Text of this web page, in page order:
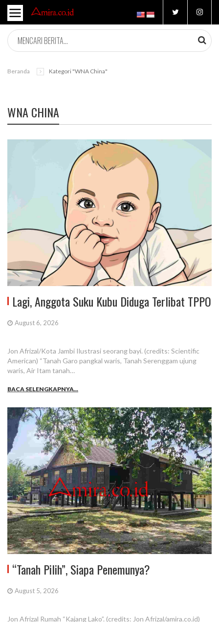
Beranda Kategori "WNA China"
WNA CHINA
Lagi, Anggota Suku Kubu Diduga Terlibat TPPO
August 6, 2026
Jon Afrizal/Kota Jambi Ilustrasi seorang bayi. (credits: Scientific
American) “Tanah Garo pangkal waris, Tanah Serenggam ujung
waris, Air Itam tanah…
BACA SELENGKAPNYA...
“Tanah Pilih”, Siapa Penemunya?
August 5, 2026
Jon Afrizal Rumah “Kajang Lako”. (credits: Jon Afrizal/amira.co.id)